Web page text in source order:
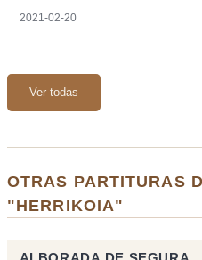
2021-02-20
Ver todas
OTRAS PARTITURAS
"HERRIKOIA"